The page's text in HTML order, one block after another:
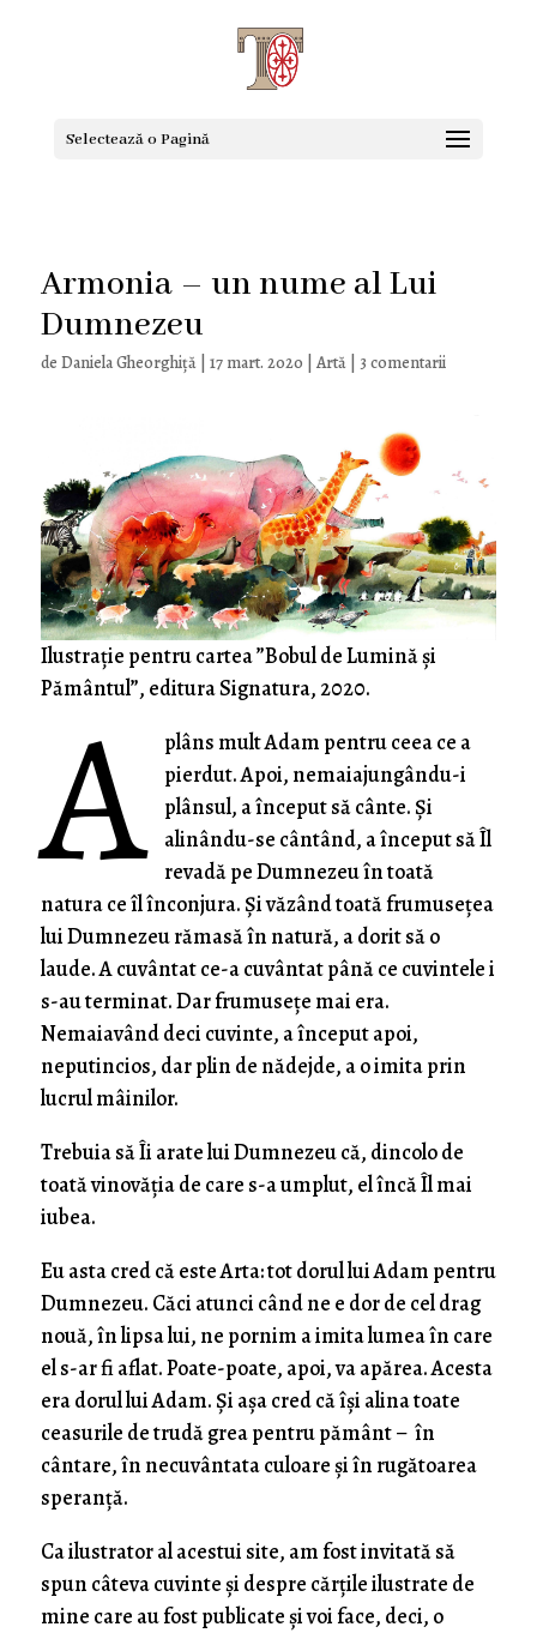
Selectează o Pagină
Armonia – un nume al Lui
Dumnezeu
de Daniela Gheorghiţă| 17 mart. 2020 Artă| 3 comentarii
Ilustrație pentru cartea ”Bobul de Lumină și
Pământul”, editura Signatura, 2020.
A
plâns mult Adam pentru ceea ce a
pierdut. Apoi, nemaiajungându-i
plânsul, a început să cânte. Și
alinându-se cântând, a început să Îl
revadă pe Dumnezeu în toată
natura ce îl înconjura. Și văzând toată frumusețea
lui Dumnezeu rămasă în natură, a dorit să o
laude. A cuvântat ce-a cuvântat până ce cuvintele i
s-au terminat. Dar frumusețe mai era.
Nemaiavând deci cuvinte, a început apoi,
neputincios, dar plin de nădejde, a o imita prin
lucrul mâinilor.
Trebuia să Îi arate lui Dumnezeu că, dincolo de
toată vinovăția de care s-a umplut, el încă Îl mai
iubea.
Eu asta cred că este Arta: tot dorul lui Adam pentru
Dumnezeu. Căci atunci când ne e dor de cel drag
nouă, în lipsa lui, ne pornim a imita lumea în care
el s-ar fi aflat. Poate-poate, apoi, va apărea. Acesta
era dorul lui Adam. Și așa cred că își alina toate
ceasurile de trudă grea pentru pământ – în
cântare, în necuvântata culoare și în rugătoarea
speranță.
Ca ilustrator al acestui site, am fost invitată să
spun câteva cuvinte și despre cărțile ilustrate de
mine care au fost publicate și voi face, deci, o